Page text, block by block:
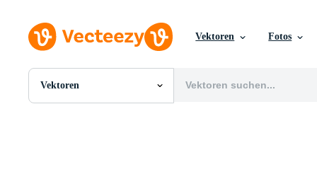
Vektoren Fotos
Vektoren
Alle Bilder